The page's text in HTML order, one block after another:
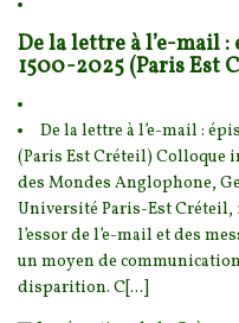
De la lettre à l’e-mail
1500-2025 (Paris Est
De la lettre à l’e-mail :
(Paris Est Créteil) Colloque
des Mondes Anglophone,
Université Paris-Est Créteil,
l’essor de l’e-mail et des
un moyen de
disparition. C[...]